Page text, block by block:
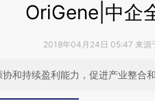
OriGene|中企
2018年04月24日 05:47 来源
和持续盈利能力，促进产业整合